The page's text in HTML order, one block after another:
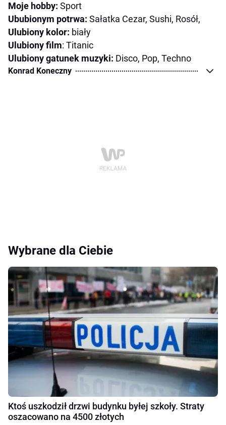
Moje hobby: Sport
Ububionym potrwa: Sałatka Cezar, Sushi, Rosół,
Ulubiony kolor: biały
Ulubiony film: Titanic
Ulubiony gatunek muzyki: Disco, Pop, Techno
Konrad Koneczny
Wybrane dla Ciebie
Ktoś uszkodził drzwi budynku byłej szkoły. Straty
oszacowano na 4500 złotych